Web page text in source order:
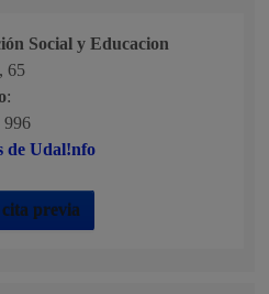
Social y Educacion
65
:
996
de Udal!nfo
previa